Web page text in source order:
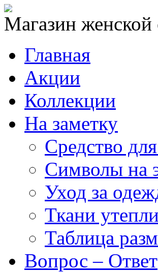
Магазин
Главная
Акции
Коллекции
На заметку
Средство
Символы на
Уход за
Ткани
Таблица
Вопрос – Ответ